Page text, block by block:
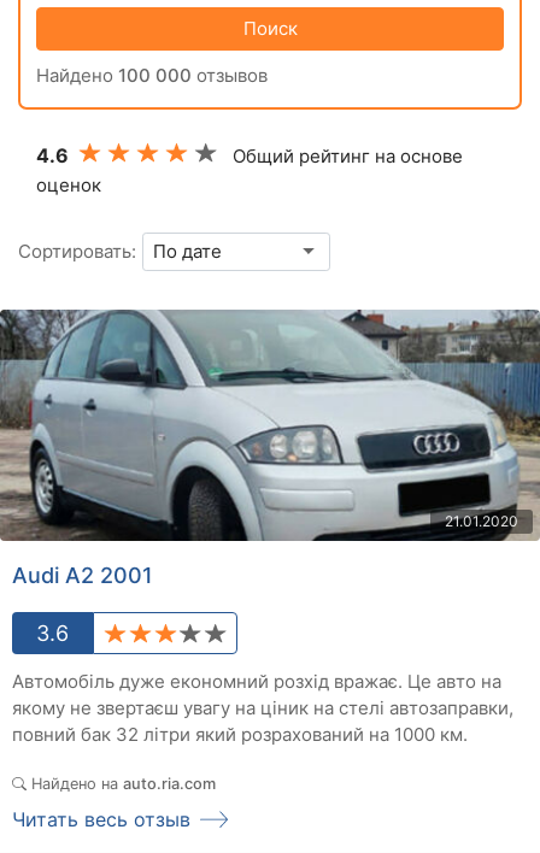
Поиск
Найдено 100 000 отзывов
4.6
Общий рейтинг на основе
оценок
Сортировать:
21.01.2020
Audi A2 2001
3.6
Автомобіль дуже економний розхід вражає. Це авто на
якому не звертаєш увагу на ціник на стелі автозаправки,
повний бак 32 літри який розрахований на 1000 км.
Найдено на auto.ria.com
Читать весь отзыв